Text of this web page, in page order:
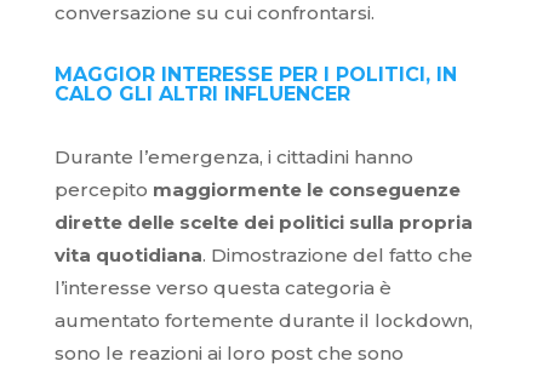
conversazione su cui confrontarsi.
MAGGIOR INTERESSE PER I POLITICI, IN
CALO GLI ALTRI INFLUENCER
Durante l’emergenza, i cittadini hanno
percepito maggiormente le conseguenze
dirette delle scelte dei politici sulla propria
vita quotidiana. Dimostrazione del fatto che
l’interesse verso questa categoria è
aumentato fortemente durante il lockdown,
sono le reazioni ai loro post che sono